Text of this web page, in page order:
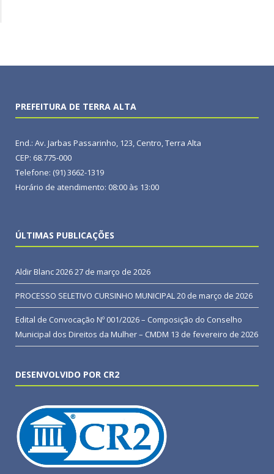
PREFEITURA DE TERRA ALTA
End.: Av. Jarbas Passarinho, 123, Centro, Terra Alta
CEP: 68.775-000
Telefone: (91) 3662-1319
Horário de atendimento: 08:00 às 13:00
ÚLTIMAS PUBLICAÇÕES
Aldir Blanc 202627 de março de 2026
PROCESSO SELETIVO CURSINHO MUNICIPAL20 de março de 2026
Edital de Convocação Nº 001/2026 – Composição do Conselho
Municipal dos Direitos da Mulher – CMDM 13 de fevereiro de 2026
DESENVOLVIDO POR CR2